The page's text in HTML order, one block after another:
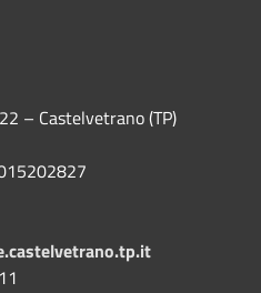
– Castelvetrano (TP)